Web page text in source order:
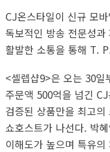
CJ온스타일이 신규 모
독보적인 방송 전문성
활발한 소통을 통해 T.
<셀렙샵9>은 오는 30일
주문액 500억을 넘긴
검증된 상품만을 최고
쇼호스트가 나선다. 박
이해도가 높으며 특유